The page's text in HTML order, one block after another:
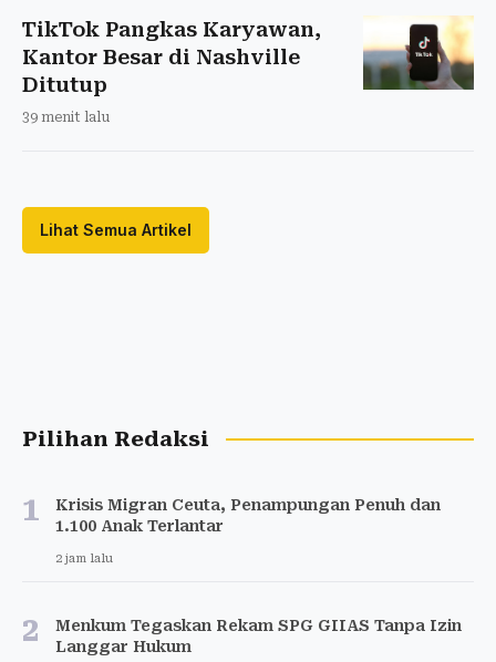
TikTok Pangkas Karyawan,
Kantor Besar di Nashville
Ditutup
39 menit lalu
Lihat Semua Artikel
Pilihan Redaksi
1
Krisis Migran Ceuta, Penampungan Penuh dan
1.100 Anak Terlantar
2 jam lalu
2
Menkum Tegaskan Rekam SPG GIIAS Tanpa Izin
Langgar Hukum